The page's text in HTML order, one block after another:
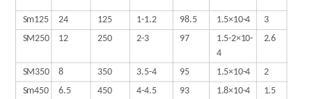
Sm125 24 125 1-1.2 98.5 1.5×10-4
3
SM250
12 250 2-3 97
1.5-2×10-
4
2.6
SM350 8 350 3.5-4 95 1.5×10-4
2
Sm450
6.5 450 4-4.5 93 1.8×10-4 1.5